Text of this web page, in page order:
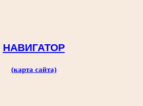
НАВИГАТОР
(карта сайта)